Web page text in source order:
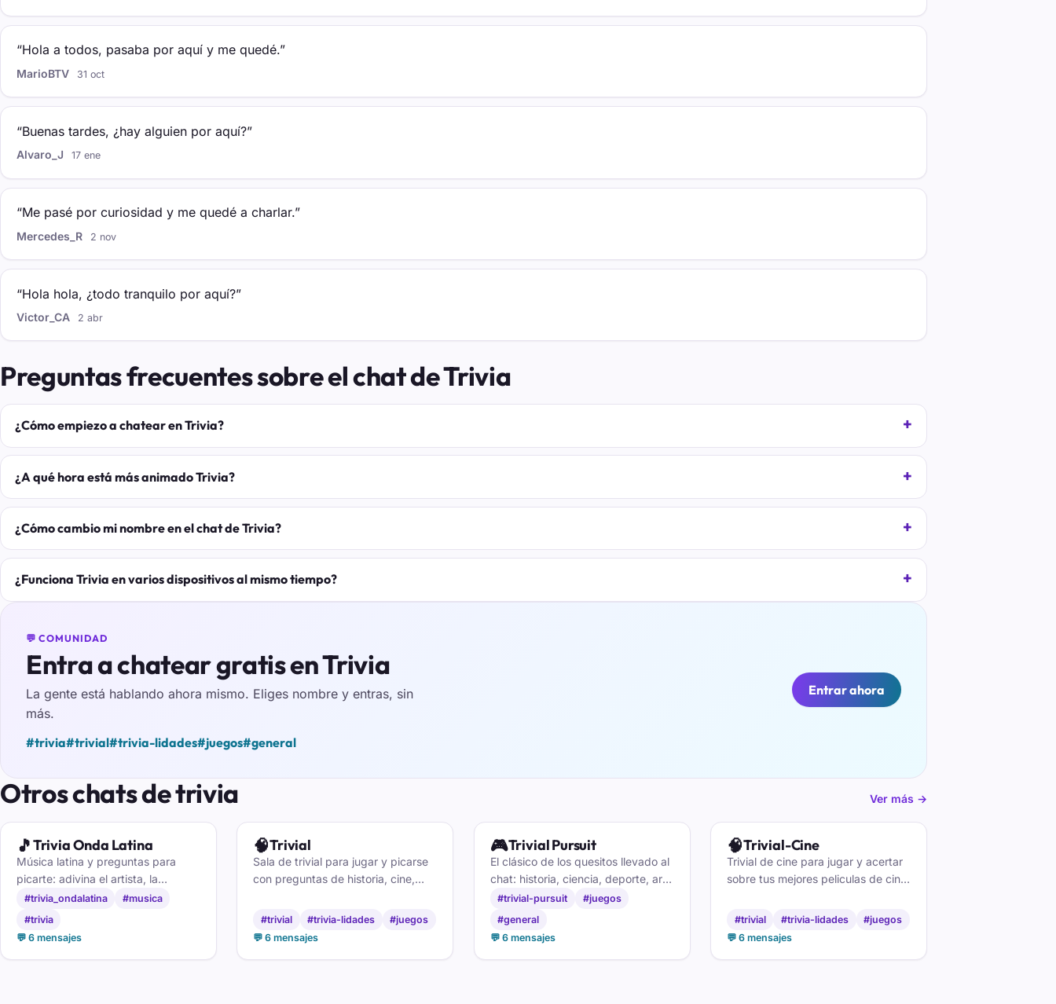
“Hola a todos, pasaba por aquí y me quedé.”
MarioBTV 31 oct
“Buenas tardes, ¿hay alguien por aquí?”
Alvaro_J 17 ene
“Me pasé por curiosidad y me quedé a charlar.”
Mercedes_R 2 nov
“Hola hola, ¿todo tranquilo por aquí?”
Victor_CA 2 abr
Preguntas frecuentes sobre el chat de Trivia
¿Cómo empiezo a chatear en Trivia?
¿A qué hora está más animado Trivia?
¿Cómo cambio mi nombre en el chat de Trivia?
¿Funciona Trivia en varios dispositivos al mismo tiempo?
💬 COMUNIDAD
Entra a chatear gratis en Trivia
La gente está hablando ahora mismo. Eliges nombre y entras, sin
más.
#trivia#trivial#trivia-lidades#juegos#general
Entrar ahora
Otros chats de trivia Ver más →
🎵Trivia Onda Latina
Música latina y preguntas para
picarte: adivina el artista, la
canción y el año mientras charlas
con la peña. Diversión y buen oído,
sin registro.
#trivia_ondalatina
#musica
#trivia
💬 6 mensajes
🧠Trivial
Sala de trivial para jugar y picarse
con preguntas de historia, cine,
charla. Entra con un apodo, gratis y
sin registro.
#trivial #trivia-lidades
#juegos
💬 6 mensajes
🎮Trivial Pursuit
El clásico de los quesitos llevado al
chat: historia, ciencia, deporte, arte
y ocio. Reúne a tu gente, reparte
preguntas y a por el pleno, gratis y
sin cuenta.
#trivial-pursuit
#juegos
#general
💬 6 mensajes
🧠Trivial-Cine
Trivial de cine para jugar y acertar
sobre tus mejores peliculas de cine
#trivial #trivia-lidades
#juegos
💬 6 mensajes